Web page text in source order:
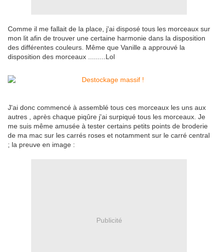
Comme il me fallait de la place, j'ai disposé tous les morceaux sur
mon lit afin de trouver une certaine harmonie dans la disposition
des différentes couleurs. Même que Vanille a approuvé la
disposition des morceaux .........Lol
J'ai donc commencé à assemblé tous ces morceaux les uns aux
autres , après chaque piqûre j'ai surpiqué tous les morceaux. Je
me suis même amusée à tester certains petits points de broderie
de ma mac sur les carrés roses et notamment sur le carré central
; la preuve en image :
Publicité